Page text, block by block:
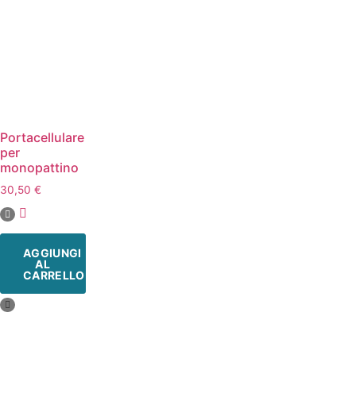
Portacellulare
per
monopattino
30,50 €
AGGIUNGI
AL
CARRELLO